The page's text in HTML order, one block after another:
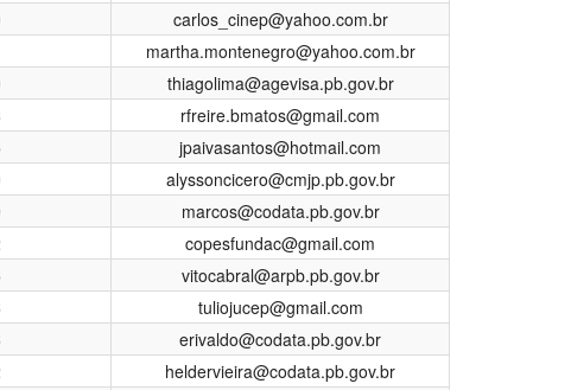
carlos_cinep@yahoo.com.br
martha.montenegro@yahoo.com.br
thiagolima@agevisa.pb.gov.br
rfreire.bmatos@gmail.com
jpaivasantos@hotmail.com
alyssoncicero@cmjp.pb.gov.br
marcos@codata.pb.gov.br
copesfundac@gmail.com
vitocabral@arpb.pb.gov.br
tuliojucep@gmail.com
erivaldo@codata.pb.gov.br
heldervieira@codata.pb.gov.br